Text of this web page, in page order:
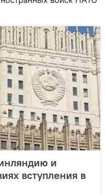
и
вступления в